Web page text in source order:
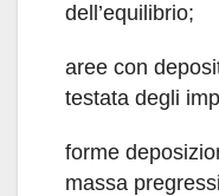
dell’equilibrio;
aree con
testata degli
forme
massa